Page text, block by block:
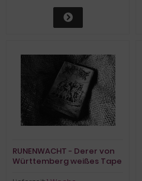
RUNENWACHT - Derer von
Württemberg weißes Tape